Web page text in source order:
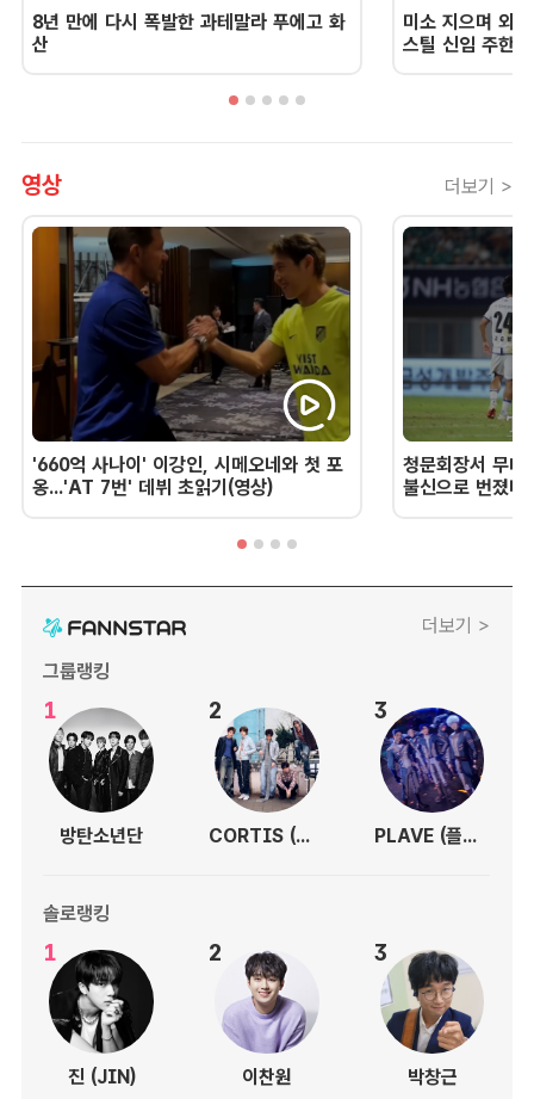
8년 만에 다시 폭발한 과테말라 푸에고 화
산
미소 지으며 외
스틸 신임 주한
영상 더보기 >
'660억 사나이' 이강인, 시메오네와 첫 포
옹...'AT 7번' 데뷔 초읽기(영상)
청문회장서 무너
불신으로 번졌
더보기 >
그룹랭킹
1
방탄소년단
2
CORTIS (코르티스)
3
PLAVE (플레이브)
솔로랭킹
1
진 (JIN)
2
이찬원
3
박창근